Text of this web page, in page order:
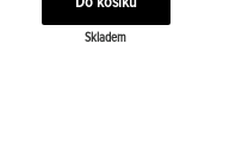
Skladem